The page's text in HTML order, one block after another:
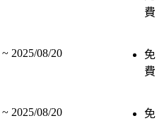
費
~ 2025/08/20
免
費
~ 2025/08/20
免